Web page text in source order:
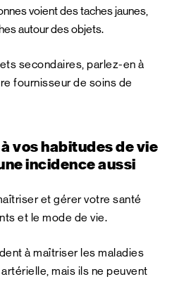
voient des taches jaunes,
autour des objets.
secondaires, parlez-en à
fournisseur de soins de
vos habitudes de vie
incidence aussi
et gérer votre santé
et le mode de vie.
à maîtriser les maladies
mais ils ne peuvent